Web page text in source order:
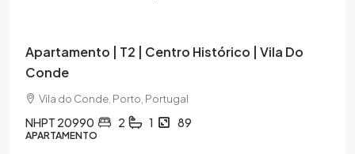
Apartamento | T2 | Centro Histórico | Vila Do
Conde
Vila do Conde, Porto, Portugal
NHPT 20990 2 1 89
APARTAMENTO